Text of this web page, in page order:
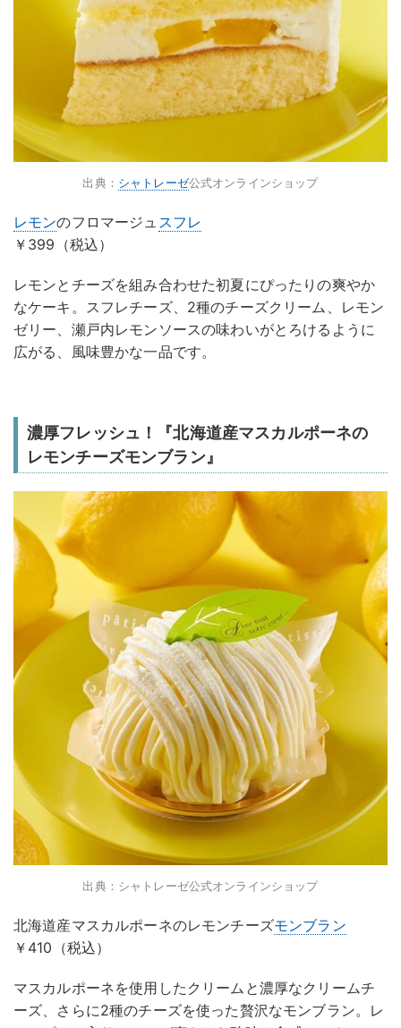
出典： シャトレーゼ公式オンラインショップ
レモンのフロマージュ スフレ
￥399（税込）
レモンとチーズを組み合わせた初夏にぴったりの爽やか
なケーキ。スフレチーズ、2種のチーズクリーム、レモン
ゼリー、瀬戸内レモンソースの味わいがとろけるように
広がる、風味豊かな一品です。
濃厚フレッシュ！『北海道産マスカルポーネの
レモンチーズモンブラン』
出典：シャトレーゼ公式オンラインショップ
北海道産マスカルポーネのレモンチーズモンブラン
￥410（税込）
マスカルポーネを使用したクリームと濃厚なクリームチ
ーズ、さらに2種のチーズを使った贅沢なモンブラン。レ